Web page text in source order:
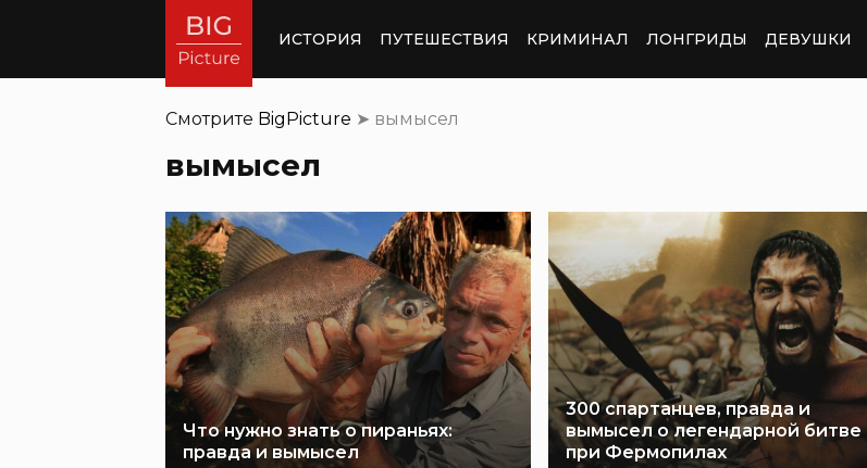
ИСТОРИЯ ПУТЕШЕСТВИЯ КРИМИНАЛ ЛОНГРИДЫ ДЕВУШКИ
Смотрите BigPicture ➤ вымысел
вымысел
Что нужно знать о пираньях:
правда и вымысел
300 спартанцев, правда и
вымысел о легендарной битве
при Фермопилах